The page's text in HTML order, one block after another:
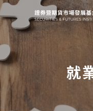
:::
就